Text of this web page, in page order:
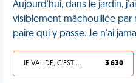
Aujourd'hui, dans le jardin,
visiblement mâchouillée par
paire qui y passe. Je n'ai
JE VALIDE, C'EST UNE VDM 3 630